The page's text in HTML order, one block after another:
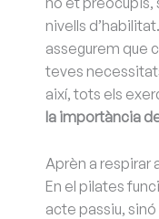
nivells
assegurem que
teves
així, tots els
la importància
Aprèn a respirar
En el pilates
acte passiu,